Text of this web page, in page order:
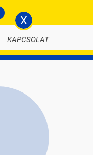
X
BELÉPÉS
KAPCSOLAT